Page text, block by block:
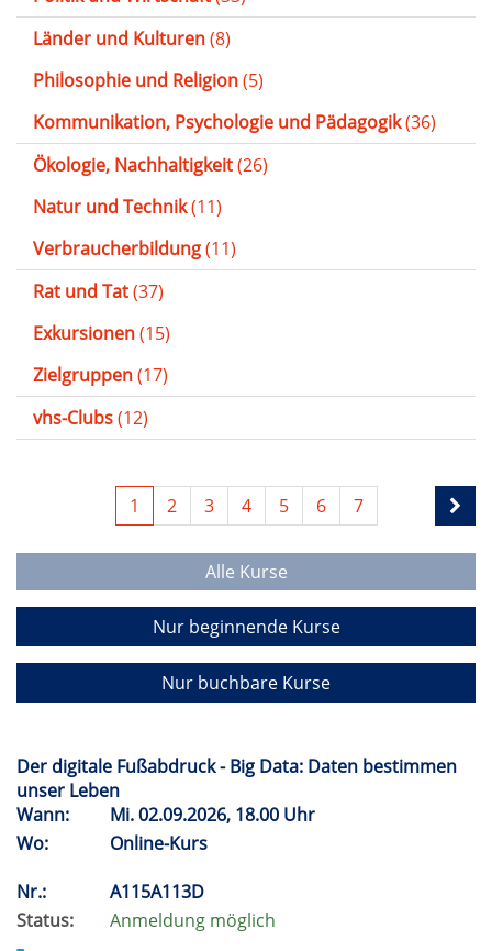
Länder und Kulturen(8)
Philosophie und Religion(5)
Kommunikation, Psychologie und Pädagogik(36)
Ökologie, Nachhaltigkeit(26)
Natur und Technik(11)
Verbraucherbildung(11)
Rat und Tat(37)
Exkursionen(15)
Zielgruppen(17)
vhs-Clubs(12)
1 2 3 4 5 6 7
Alle Kurse
Nur beginnende Kurse
Nur buchbare Kurse
Der digitale Fußabdruck - Big Data: Daten bestimmen
unser Leben
Wann:
Mi.02.09.2026, 18.00 Uhr
Wo:
Online-Kurs
Nr.:
A115A113D
Status:
Anmeldung möglich